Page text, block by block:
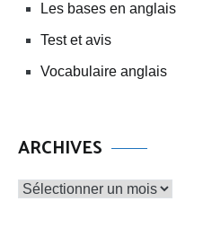
Les bases en anglais
Test et avis
Vocabulaire anglais
ARCHIVES
Archives